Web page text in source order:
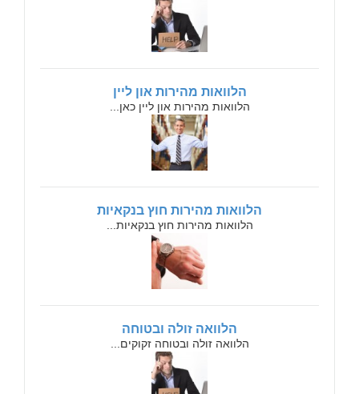
הלוואות מהירות און ליין
הלוואות מהירות און ליין כאן...
הלוואות מהירות חוץ בנקאיות
הלוואות מהירות חוץ בנקאיות...
הלוואה זולה ובטוחה
הלוואה זולה ובטוחה זקוקים...